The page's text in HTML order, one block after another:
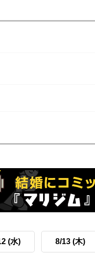
(水) 8/13 (木)